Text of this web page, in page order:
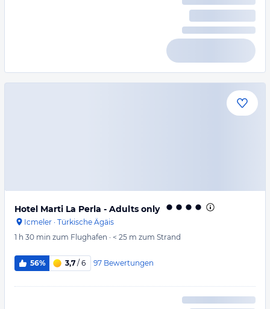
Hotel Marti La Perla - Adults only
Icmeler · Türkische Ägäis
1 h 30 min zum Flughafen · < 25 m zum Strand
56% 3,7 / 6 97 Bewertungen